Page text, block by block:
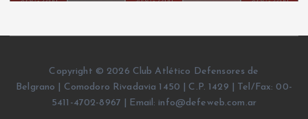
Copyright © 2026 Club Atlético Defensores de
Belgrano | Comodoro Rivadavia 1450 | C.P. 1429 | Tel/Fax: 00-
5411-4702-8967 | Email: info@defeweb.com.ar